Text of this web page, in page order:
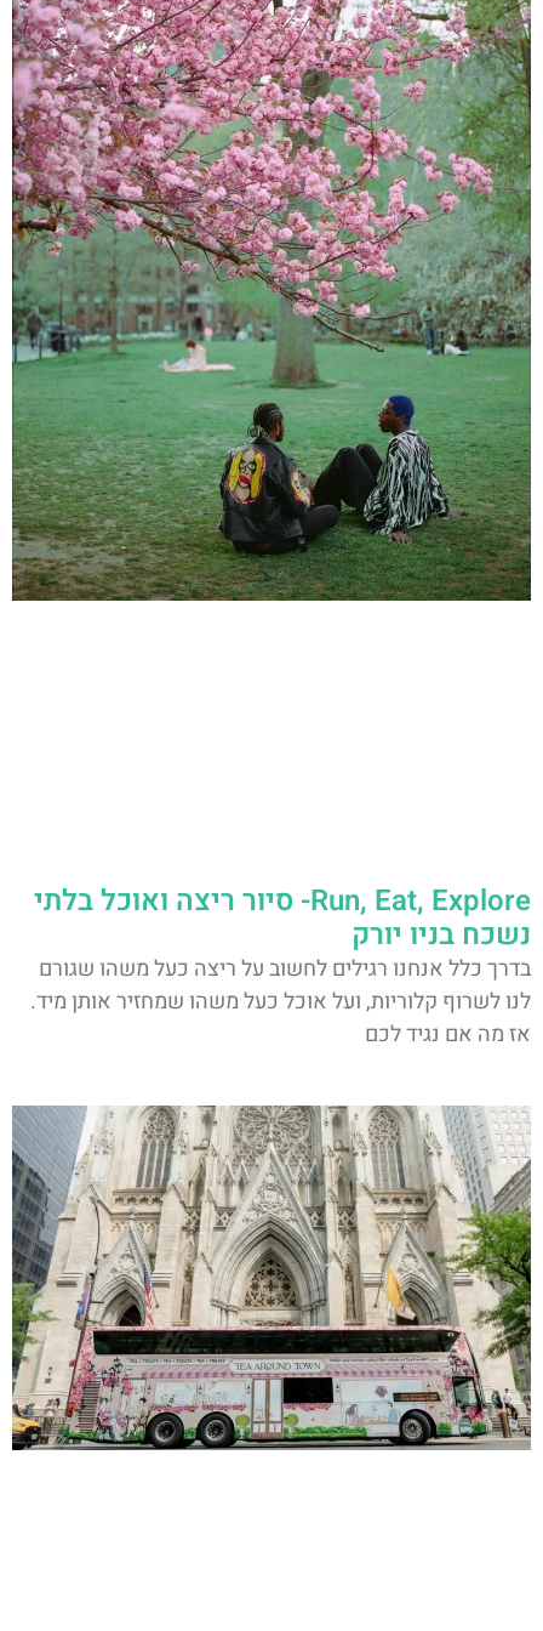
Run, Eat, Explore- סיור ריצה ואוכל בלתי
נשכח בניו יורק
בדרך כלל אנחנו רגילים לחשוב על ריצה כעל משהו שגורם
לנו לשרוף קלוריות, ועל אוכל כעל משהו שמחזיר אותן מיד.
אז מה אם נגיד לכם